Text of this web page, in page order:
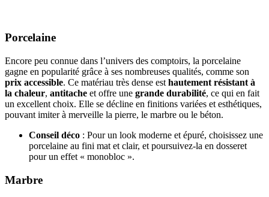
Porcelaine
Encore peu connue dans l’univers des comptoirs, la porcelaine
gagne en popularité grâce à ses nombreuses qualités, comme son
prix accessible. Ce matériau très dense est hautement résistant à
la chaleur, antitache et offre une grande durabilité, ce qui en fait
un excellent choix. Elle se décline en finitions variées et esthétiques,
pouvant imiter à merveille la pierre, le marbre ou le béton.
Conseil déco : Pour un look moderne et épuré, choisissez une
porcelaine au fini mat et clair, et poursuivez-la en dosseret
pour un effet « monobloc ».
Marbre